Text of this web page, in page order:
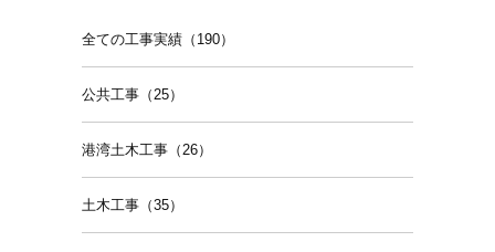
全ての工事実績（190）
公共工事（25）
港湾土木工事（26）
土木工事（35）